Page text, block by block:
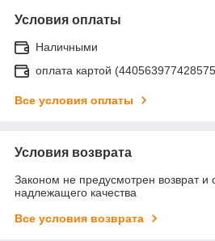
Условия оплаты
Наличными
оплата картой
Все условия оплаты
Условия возврата
Законом не предусмотрен возврат и
надлежащего качества
Все условия возврата